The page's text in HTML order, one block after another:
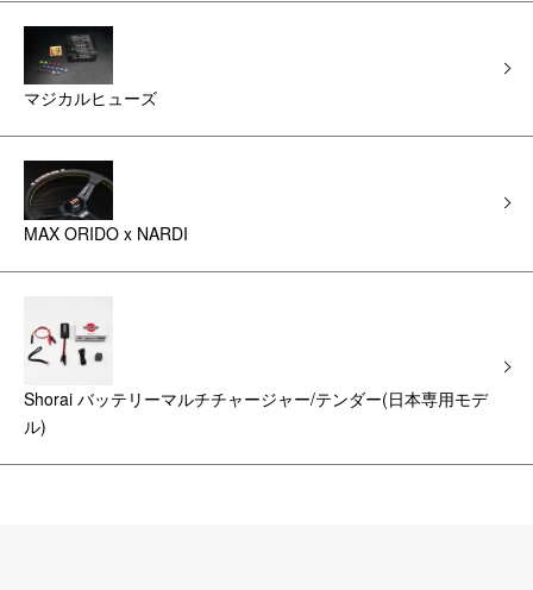
マジカルヒューズ
MAX ORIDO x NARDI
Shorai バッテリーマルチチャージャー/テンダー(日本専用モデ
ル)